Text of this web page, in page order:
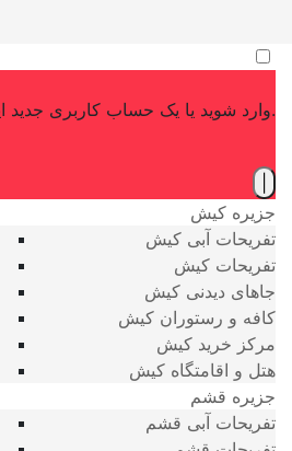
وارد شوید یا یک حساب کاربری جدید ایجاد کنید.
جزیره کیش
تفریحات آبی کیش
تفریحات کیش
جاهای دیدنی کیش
کافه و رستوران کیش
مرکز خرید کیش
هتل و اقامتگاه کیش
جزیره قشم
تفریحات آبی قشم